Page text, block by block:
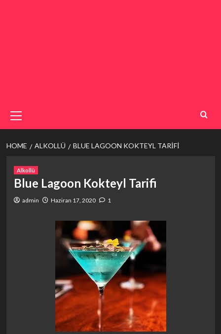
Menu
HOME ALKOLLÜ BLUE LAGOON KOKTEYL TARIFI
Alkollü
Blue Lagoon Kokteyl Tarifi
admin Haziran 17, 2020 1